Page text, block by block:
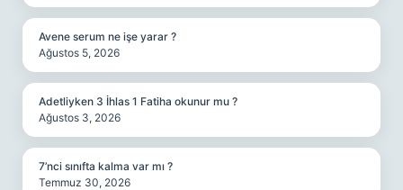
Avene serum ne işe yarar ?
Ağustos 5, 2026
Adetliyken 3 İhlas 1 Fatiha okunur mu ?
Ağustos 3, 2026
7’nci sınıfta kalma var mı ?
Temmuz 30, 2026